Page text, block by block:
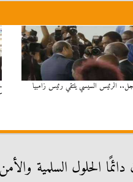
الرئيس السيسي يلتقي رئيس زامبيا
الحلول السلمية